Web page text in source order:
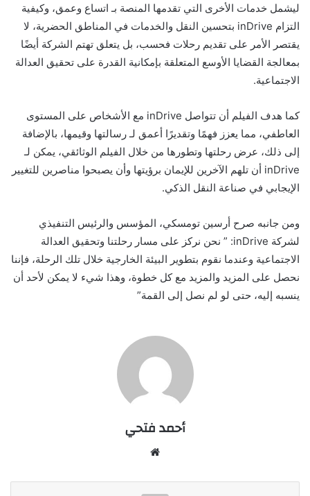
ليشمل خدمات الأخرى التي تقدمها المنصة بـ اتساع وعمق، وكيفية
التزام inDrive بتحسين النقل والخدمات في المناطق الحضرية، لا
يقتصر الأمر على تقديم رحلات فحسب، بل يتعلق تهتم الشركة أيضًا
بمعالجة القضايا الأوسع المتعلقة بإمكانية القدرة على تحقيق العدالة
الاجتماعية.
كما هدف الفيلم أن تتواصل inDrive مع الأشخاص على المستوى
العاطفي، مما يعزز فهمًا وتقديرًا أعمق لـ رسالتها وقيمها، بالإضافة
إلى ذلك، عرض رحلتها وتطورها من خلال الفيلم الوثائقي، يمكن لـ
inDrive أن تلهم الآخرين للإيمان برؤيتها وأن يصبحوا مناصرين للتغيير
الإيجابي في صناعة النقل الذكي.
ومن جانبه صرح أرسين تومسكي، المؤسس والرئيس التنفيذي
لشركة inDrive: ” نحن نركز على مسار رحلتنا وتحقيق العدالة
الاجتماعية وعندما نقوم بتطوير البيئة الخارجية خلال تلك الرحلة، فإننا
نحصل على المزيد والمزيد مع كل خطوة، وهذا شيء لا يمكن لأحد أن
ينسبه إليه، حتى لو لم نصل إلى القمة”
أحمد فتحي